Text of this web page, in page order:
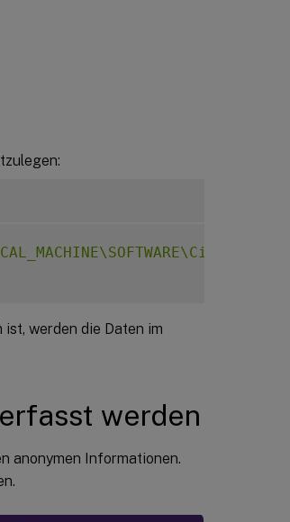
werden die Daten im
werden
anonymen Informationen.